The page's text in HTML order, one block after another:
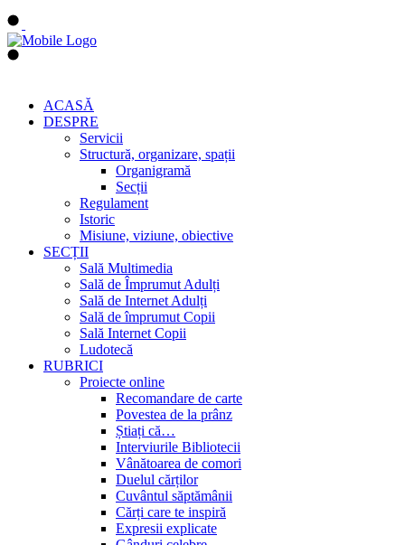
ACASĂ
DESPRE
Servicii
Structură, organizare, spații
Organigramă
Secții
Regulament
Istoric
Misiune, viziune, obiective
SECȚII
Sală Multimedia
Sală de Împrumut Adulți
Sală de Internet Adulți
Sală de împrumut Copii
Sală Internet Copii
Ludotecă
RUBRICI
Proiecte online
Recomandare de carte
Povestea de la prânz
Știați că…
Interviurile Bibliotecii
Vânătoarea de comori
Duelul cărților
Cuvântul săptămânii
Cărți care te inspiră
Expresii explicate